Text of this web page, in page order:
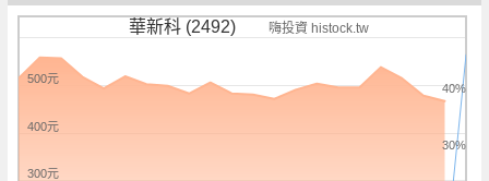
華新科 (2492) 嗨投資 histock.tw
30%
40%
300元
400元
500元